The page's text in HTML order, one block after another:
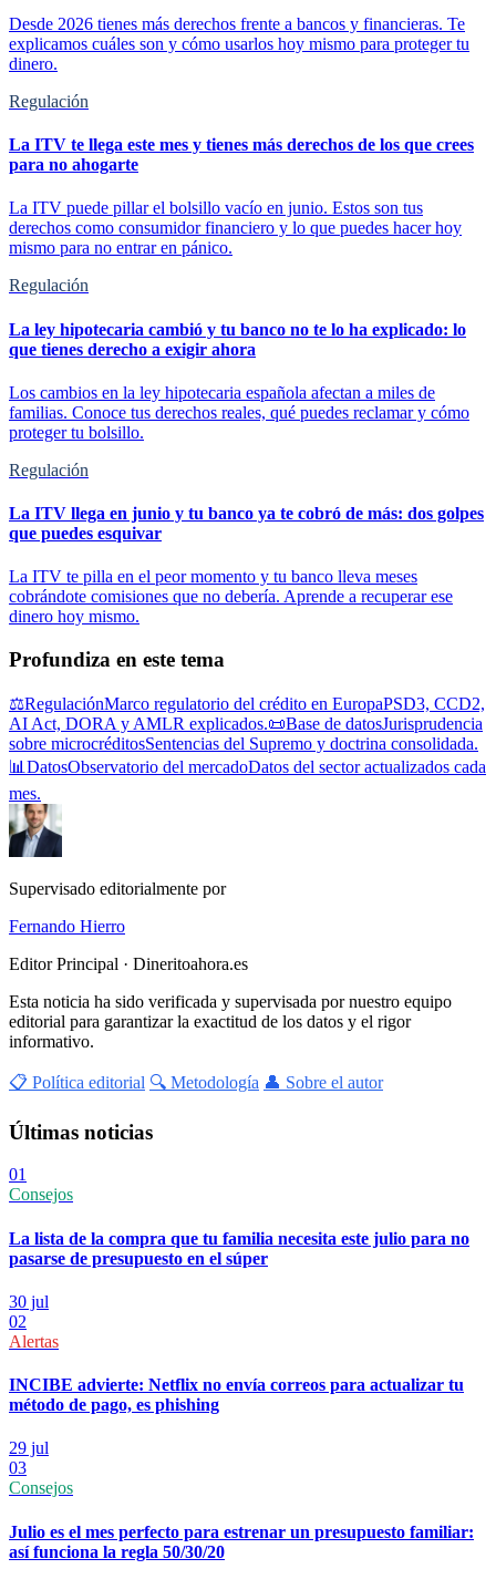
Desde 2026 tienes más derechos frente a bancos y financieras. Te
explicamos cuáles son y cómo usarlos hoy mismo para proteger tu
dinero.
Regulación
La ITV te llega este mes y tienes más derechos de los que crees
para no ahogarte
La ITV puede pillar el bolsillo vacío en junio. Estos son tus
derechos como consumidor financiero y lo que puedes hacer hoy
mismo para no entrar en pánico.
Regulación
La ley hipotecaria cambió y tu banco no te lo ha explicado: lo
que tienes derecho a exigir ahora
Los cambios en la ley hipotecaria española afectan a miles de
familias. Conoce tus derechos reales, qué puedes reclamar y cómo
proteger tu bolsillo.
Regulación
La ITV llega en junio y tu banco ya te cobró de más: dos golpes
que puedes esquivar
La ITV te pilla en el peor momento y tu banco lleva meses
cobrándote comisiones que no debería. Aprende a recuperar ese
dinero hoy mismo.
Profundiza en este tema
⚖️RegulaciónMarco regulatorio del crédito en EuropaPSD3, CCD2,
AI Act, DORA y AMLR explicados.📜Base de datosJurisprudencia
sobre microcréditosSentencias del Supremo y doctrina consolidada.
📊 DatosObservatorio del mercadoDatos del sector actualizados cada
mes.
Supervisado editorialmente por
Fernando Hierro
Editor Principal · Dineritoahora.es
Esta noticia ha sido verificada y supervisada por nuestro equipo
editorial para garantizar la exactitud de los datos y el rigor
informativo.
📋 Política editorial 🔍 Metodología 👤 Sobre el autor
Últimas noticias
01
Consejos
La lista de la compra que tu familia necesita este julio para no
pasarse de presupuesto en el súper
30 jul
02
Alertas
INCIBE advierte: Netflix no envía correos para actualizar tu
método de pago, es phishing
29 jul
03
Consejos
Julio es el mes perfecto para estrenar un presupuesto familiar:
así funciona la regla 50/30/20